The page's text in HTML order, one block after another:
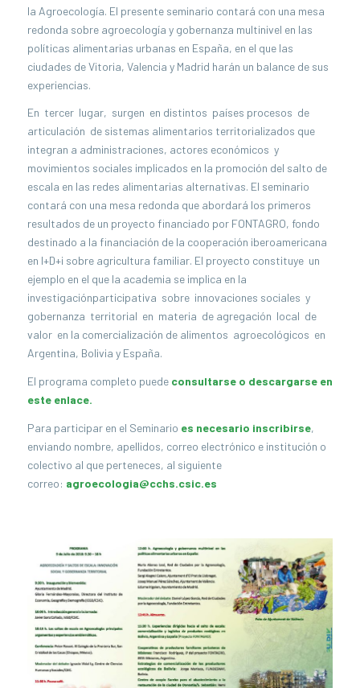
la Agroecología. El presente seminario contará con una mesa
redonda sobre agroecología y gobernanza multinivel en las
políticas alimentarias urbanas en España, en el que las
ciudades de Vitoria, Valencia y Madrid harán un balance de sus
experiencias.
En tercer lugar, surgen en distintos países procesos de
articulación de sistemas alimentarios territorializados que
integran a administraciones, actores económicos y
movimientos sociales implicados en la promoción del salto de
escala en las redes alimentarias alternativas. El seminario
contará con una mesa redonda que abordará los primeros
resultados de un proyecto financiado por FONTAGRO, fondo
destinado a la financiación de la cooperación iberoamericana
en I+D+i sobre agricultura familiar. El proyecto constituye un
ejemplo en el que la academia se implica en la
investigaciónparticipativa sobre innovaciones sociales y
gobernanza territorial en materia de agregación local de
valor en la comercialización de alimentos agroecológicos en
Argentina, Bolivia y España.
El programa completo puede consultarse o descargarse en
este enlace.
Para participar en el Seminario es necesario inscribirse,
enviando nombre, apellidos, correo electrónico e institución o
colectivo al que perteneces, al siguiente
correo: agroecologia@cchs.csic.es